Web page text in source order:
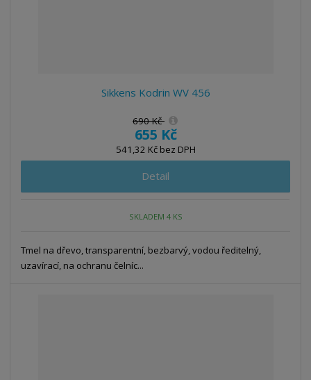
Sikkens Kodrin WV 456
690 Kč
655 Kč
541,32 Kč bez DPH
Detail
SKLADEM 4 KS
Tmel na dřevo, transparentní, bezbarvý, vodou ředitelný,
uzavírací, na ochranu čelníc...